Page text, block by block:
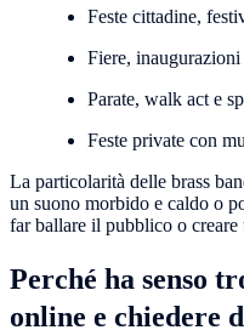
Feste cittadine,
Fiere,
Parate, walk act e
Feste private con
La particolarità delle brass
un suono morbido e caldo o
far ballare il pubblico o creare
Perché ha senso
online e chiedere